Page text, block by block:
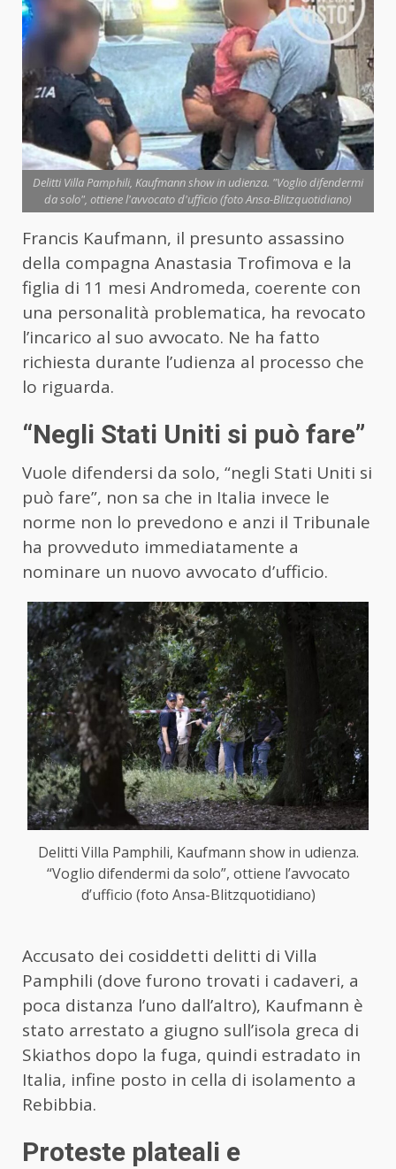
Delitti Villa Pamphili, Kaufmann show in udienza. "Voglio difendermi
da solo", ottiene l'avvocato d'ufficio (foto Ansa-Blitzquotidiano)
Francis Kaufmann, il presunto assassino
della compagna Anastasia Trofimova e la
figlia di 11 mesi Andromeda, coerente con
una personalità problematica, ha revocato
l’incarico al suo avvocato. Ne ha fatto
richiesta durante l’udienza al processo che
lo riguarda.
“Negli Stati Uniti si può fare”
Vuole difendersi da solo, “negli Stati Uniti si
può fare”, non sa che in Italia invece le
norme non lo prevedono e anzi il Tribunale
ha provveduto immediatamente a
nominare un nuovo avvocato d’ufficio.
Delitti Villa Pamphili, Kaufmann show in udienza.
“Voglio difendermi da solo”, ottiene l’avvocato
d’ufficio (foto Ansa-Blitzquotidiano)
Accusato dei cosiddetti delitti di Villa
Pamphili (dove furono trovati i cadaveri, a
poca distanza l’uno dall’altro), Kaufmann è
stato arrestato a giugno sull’isola greca di
Skiathos dopo la fuga, quindi estradato in
Italia, infine posto in cella di isolamento a
Rebibbia.
Proteste plateali e